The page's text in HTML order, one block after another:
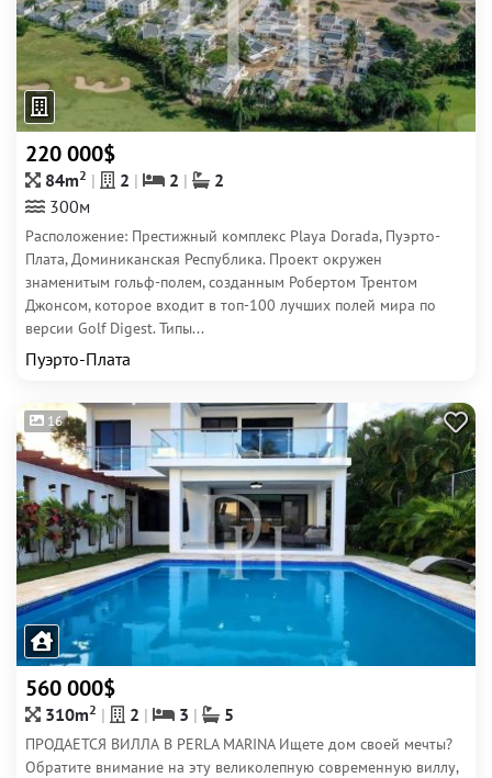
220 000$
84m2 2 2
2
300м
Расположение: Престижный комплекс Playa Dorada, Пуэрто-
Плата, Доминиканская Республика. Проект окружен
знаменитым гольф-полем, созданным Робертом Трентом
Джонсом, которое входит в топ-100 лучших полей мира по
версии Golf Digest. Типы...
Пуэрто-Плата
16
560 000$
310m2 2 3 5
ПРОДАЕТСЯ ВИЛЛА В PERLA MARINA Ищете дом своей мечты?
Обратите внимание на эту великолепную современную виллу,